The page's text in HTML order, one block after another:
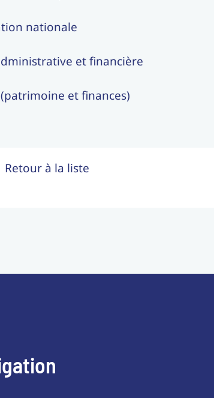
nationale
et financière
et finances)
Retour à la liste